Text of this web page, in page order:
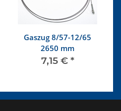
Gaszug 8/57-12/65
2650 mm
7,15 € *